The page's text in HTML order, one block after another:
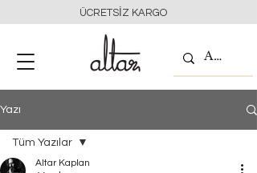
ÜCRETSİZ KARGO
Yazı
Tüm Yazılar
Altar Kaplan